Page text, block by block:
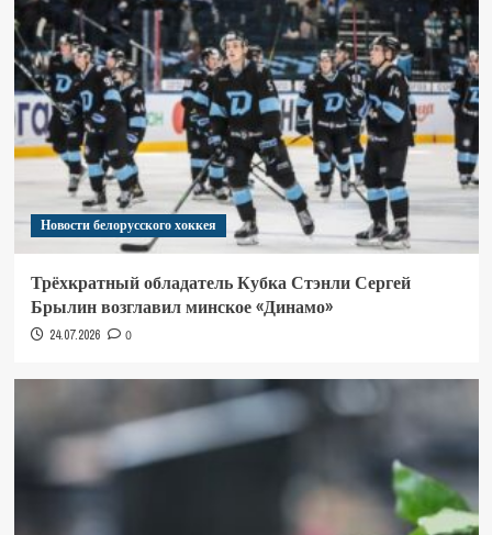
Новости белорусского хоккея
Трёхкратный обладатель Кубка Стэнли Сергей
Брылин возглавил минское «Динамо»
24.07.2026 0